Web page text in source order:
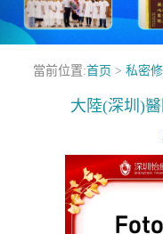
當前位置:首页 > 私密
大陸(深圳)